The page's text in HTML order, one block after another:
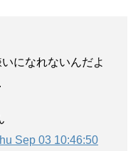
になれないんだよ
Sep 03 10:46:50